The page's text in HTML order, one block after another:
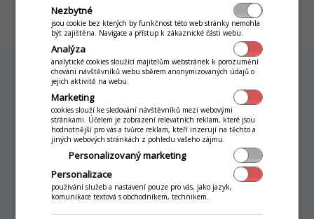
Neváhejte nás kontaktovat
Náš tým pro vás vypracuje nezávaznou
cenovou nabídku a zodpoví vaše dotazy
Nezbytné
jsou cookie bez kterých by funkčnost této web stránky nemohla
být zajištěna. Navigace a přístup k zákaznické části webu.
Analýza
analytické cookies sloužící majitelům webstránek k porozumění
chování návštěvníků webu sběrem anonymizovaných údajů o
jejich aktivitě na webu.
Marketing
cookies slouží ke sledování návštěvníků mezi webovými
stránkami. Účelem je zobrazení relevatních reklam, které jsou
hodnotnější pro vás a tvůrce reklam, kteří inzerují na těchto a
jiných webových stránkách z pohledu vašeho zájmu.
Personalizovaný marketing
Personalizace
používání služeb a nastavení pouze pro vás, jako jazyk,
komunikace textová s obchodníkem, technikem.